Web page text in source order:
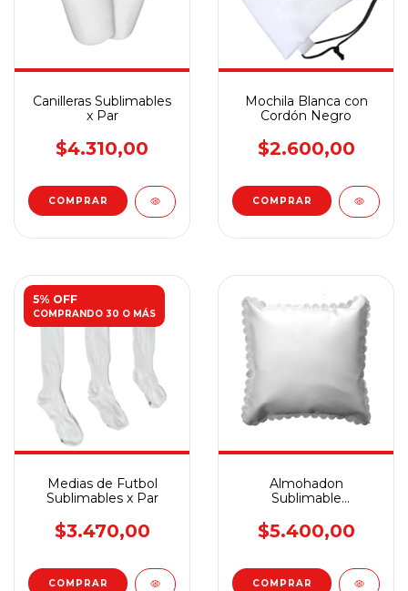
Canilleras Sublimables
x Par
$4.310,00
COMPRAR
Mochila Blanca con
Cordón Negro
$2.600,00
5% OFF
COMPRANDO 30 O MÁS
Medias de Futbol
Sublimables x Par
$3.470,00
COMPRAR
Almohadon
Sublimable
$5.400,00
COMPRAR